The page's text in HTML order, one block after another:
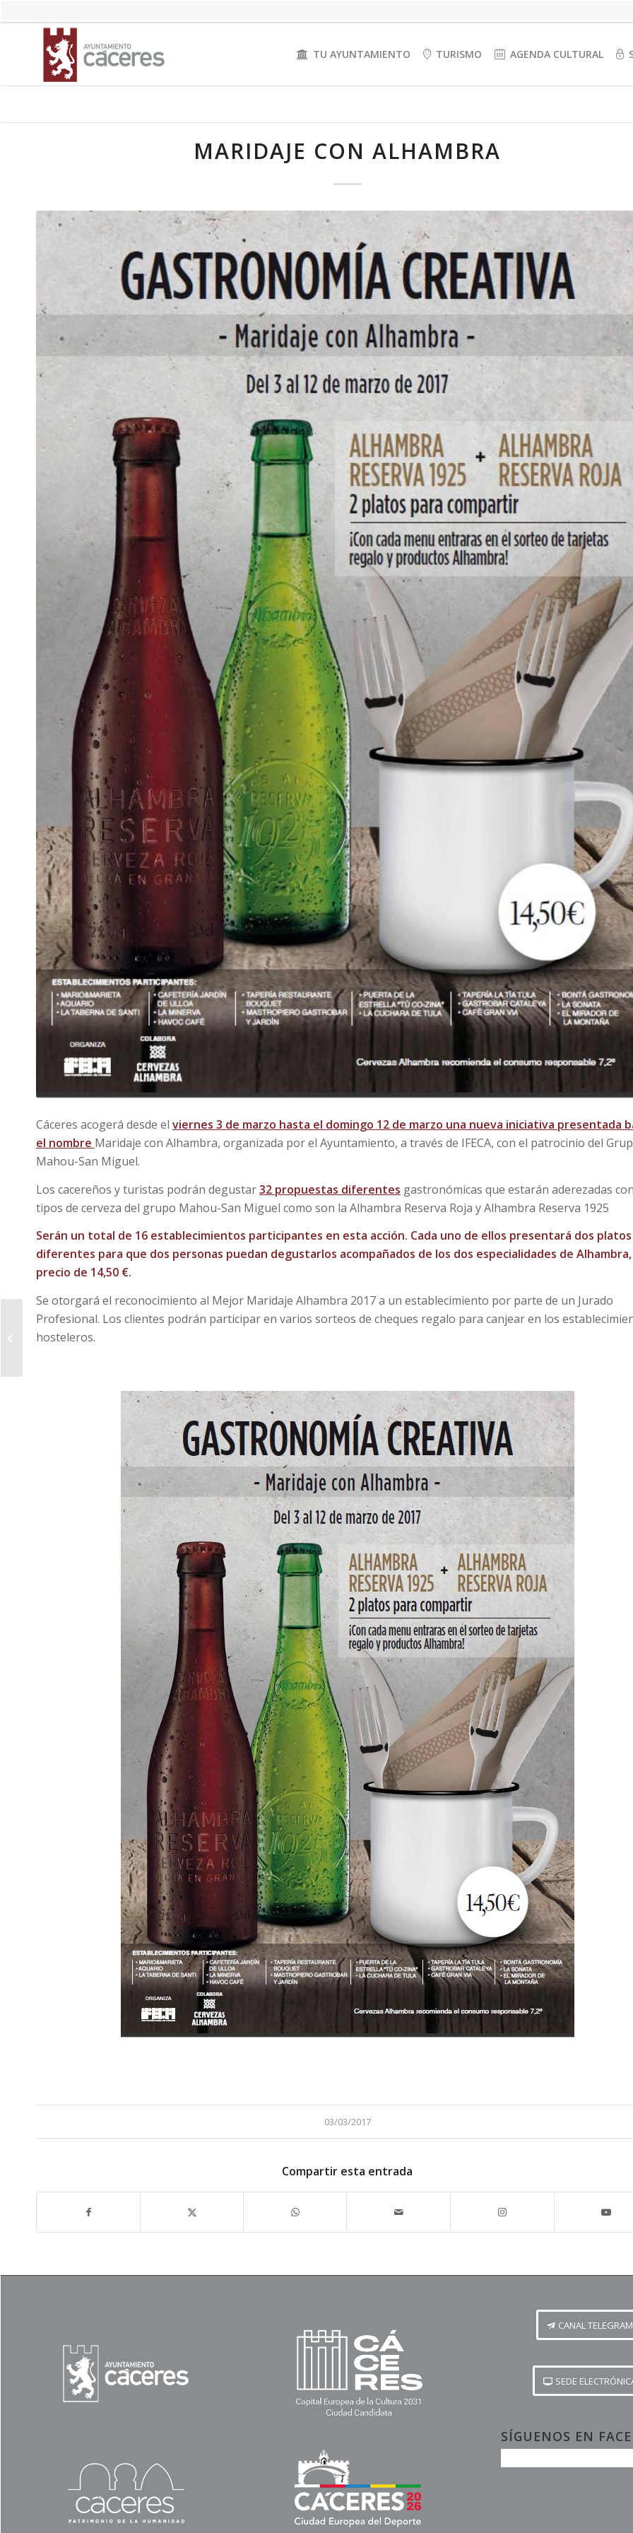
TU AYUNTAMIENTO TURISMO AGENDA CULTURAL
MARIDAJE CON ALHAMBRA
Cáceres acogerá desde el viernes 3 de marzo hasta el domingo 12 de marzo una nueva iniciativa presentada
el nombre Maridaje con Alhambra, organizada por el Ayuntamiento, a través de IFECA, con el patrocinio del
Mahou-San Miguel.
Los cacereños y turistas podrán degustar32 propuestas diferentes gastronómicas que estarán aderezadas
tipos de cerveza del grupo Mahou-San Miguel como son la Alhambra Reserva Roja y Alhambra Reserva 1925
Serán un total de 16 establecimientos participantes en esta acción. Cada uno de ellos presentará dos platos
diferentes para que dos personas puedan degustarlos acompañados de los dos especialidades de
precio de 14,50 €.
Se otorgará el reconocimiento al Mejor Maridaje Alhambra 2017 a un establecimiento por parte de un Jurado
Profesional. Los clientes podrán participar en varios sorteos de cheques regalo para canjear en los
hosteleros.
03/03/2017
Compartir esta entrada
CANAL TELEGRAM
SEDE
SÍGUENOS EN
Proceso participativo: Ordenanza
reguladora informe de evaluación